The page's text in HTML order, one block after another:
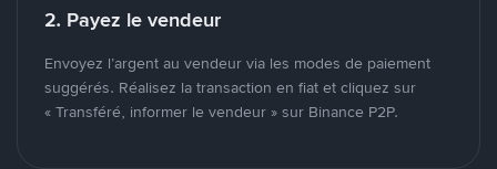
2. Payez le vendeur
Envoyez l’argent au vendeur via les modes de paiement
suggérés. Réalisez la transaction en fiat et cliquez sur
« Transféré, informer le vendeur » sur Binance P2P.